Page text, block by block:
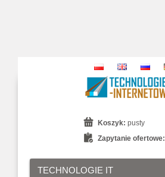
TECHNOLOGIE IT
Koszyk: pusty
Zapytanie ofertowe: